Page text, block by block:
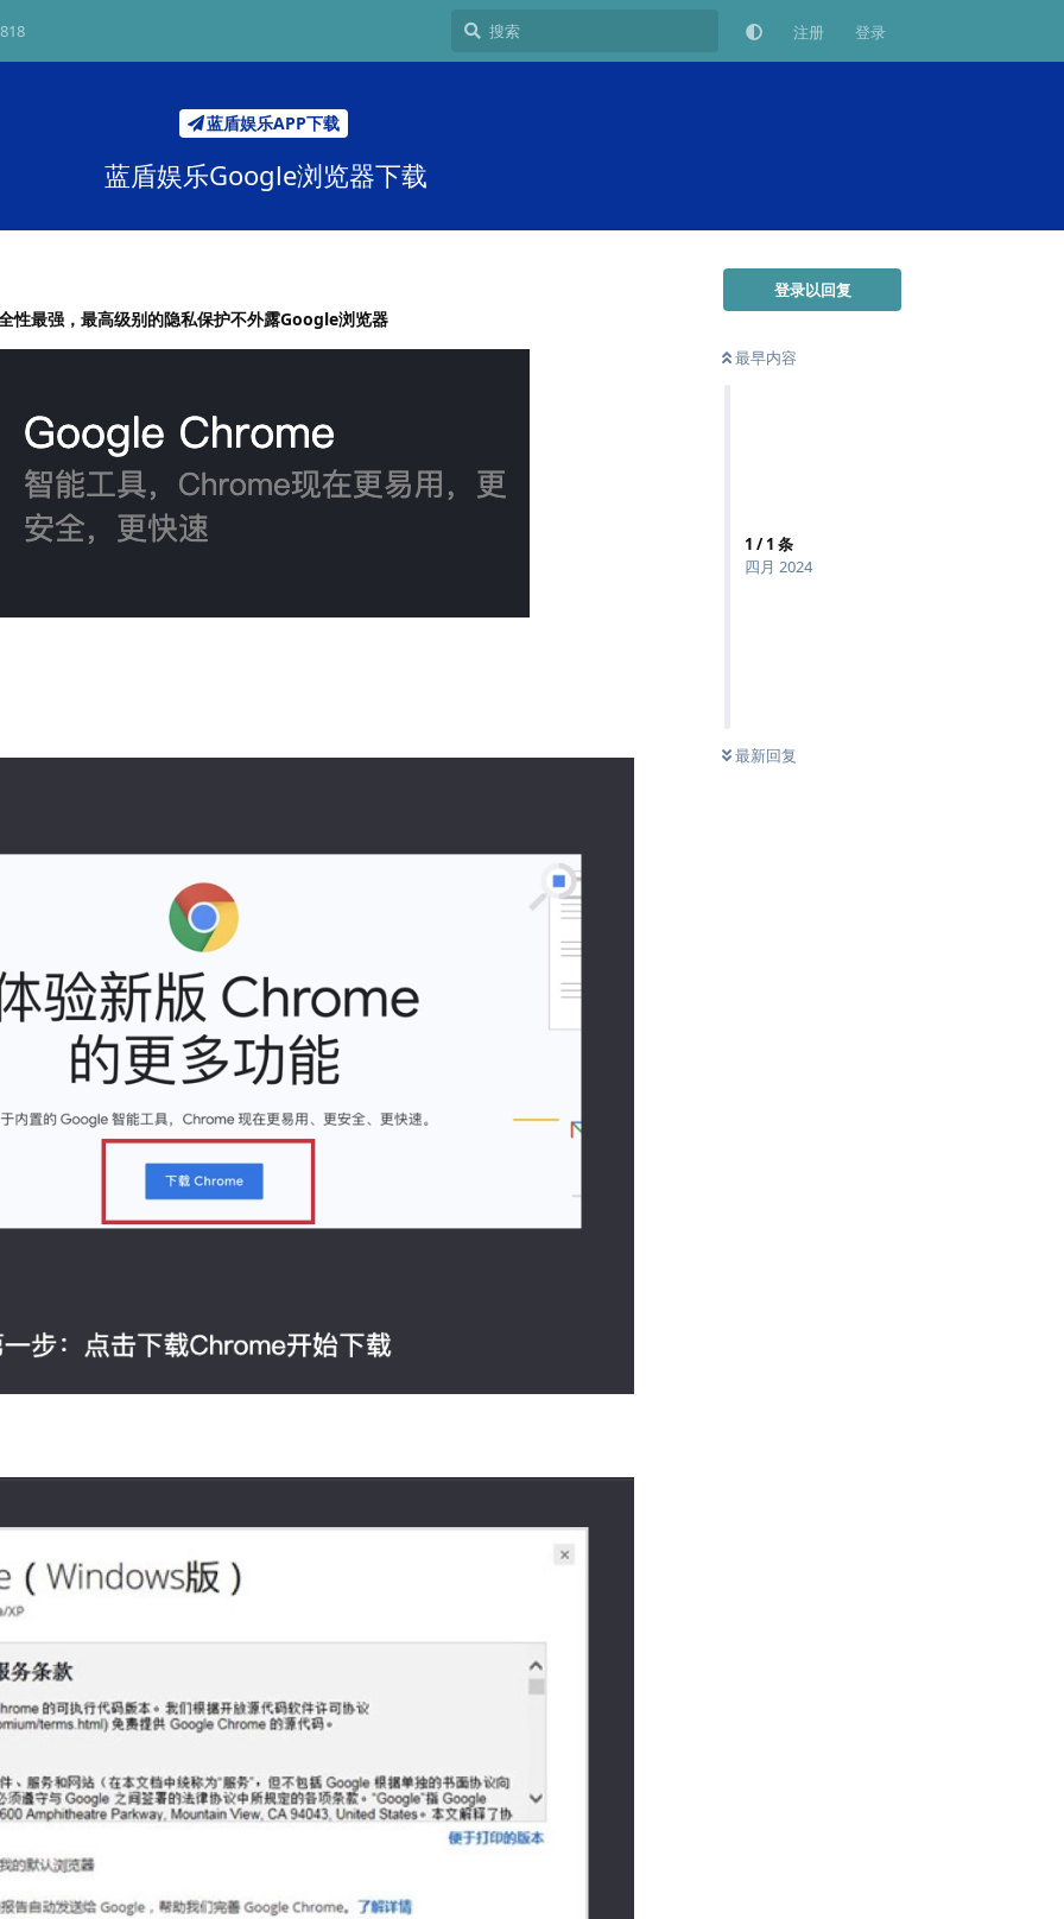
注册 登录
蓝盾娱乐APP下载
蓝盾娱乐Google浏览器下载
登录以回复
最早内容
1 /1 条
四月 2024
最新回复
性最强，最高级别的隐私保护不外露Google浏览器